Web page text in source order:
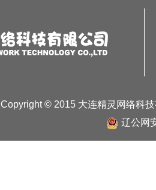
Copyright © 2015 大连精灵网络科
辽公网